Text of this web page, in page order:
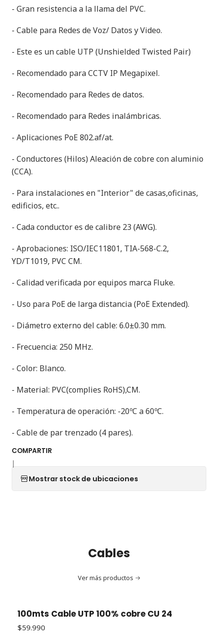
- Gran resistencia a la llama del PVC.
- Cable para Redes de Voz/ Datos y Video.
- Este es un cable UTP (Unshielded Twisted Pair)
- Recomendado para CCTV IP Megapixel.
- Recomendado para Redes de datos.
- Recomendado para Redes inalámbricas.
- Aplicaciones PoE 802.af/at.
- Conductores (Hilos) Aleación de cobre con aluminio
(CCA).
- Para instalaciones en "Interior" de casas,oficinas,
edificios, etc..
- Cada conductor es de calibre 23 (AWG).
- Aprobaciones: ISO/IEC11801, TIA-568-C.2,
YD/T1019, PVC CM.
- Calidad verificada por equipos marca Fluke.
- Uso para PoE de larga distancia (PoE Extended).
- Diámetro externo del cable: 6.0±0.30 mm.
- Frecuencia: 250 MHz.
- Color: Blanco.
- Material: PVC(complies RoHS),CM.
- Temperatura de operación: -20ºC a 60ºC.
- Cable de par trenzado (4 pares).
COMPARTIR
|
Mostrar stock de ubicaciones
Cables
Ver más productos
100mts Cable UTP 100% cobre CU 24
$59.990